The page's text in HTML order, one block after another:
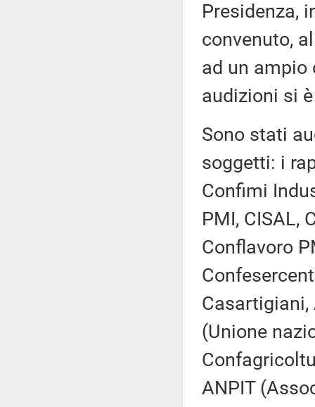
Presidenza,
convenuto,
ad un
audizioni si
Sono stati
soggetti: i
Confimi
PMI, CISAL,
Conflavoro
Casartigiani,
(Unione
ANPIT